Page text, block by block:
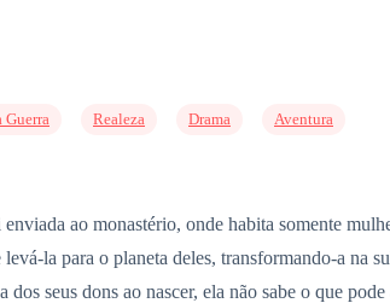
Guerra Realeza Drama Aventura
ao monastério, onde habita somente
la para o planeta deles, transformando-a na
seus dons ao nascer, ela não sabe o que pode